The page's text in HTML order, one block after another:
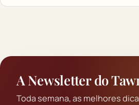
A Newsletter do
Toda semana, as melhores